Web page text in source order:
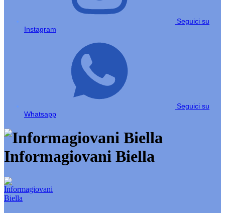
Seguici su
Instagram
Seguici su
Whatsapp
Informagiovani Biella